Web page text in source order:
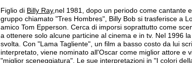
Figlio di Billy Ray,nel 1981, dopo un periodo come cantante
gruppo chiamato "Tres Hombres", Billy Bob si trasferisce a
amico Tom Epperson. Cerca di imporsi soprattutto come
a ottenere solo alcune particine al cinema e in tv. Nel 1996
svolta. Con "Lama Tagliente", un film a basso costo da lui
interpretato, viene nominato all'Oscar come miglior attore e
"miglior sceneggiatura". Le sue interpretazioni in"I colori